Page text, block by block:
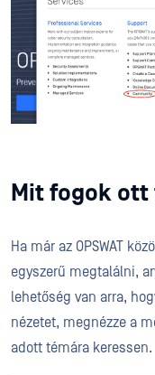
Mit fogok
Ha már az OPSWAT
egyszerű megtalálni,
lehetőség van arra,
nézetet, megnézze a
adott témára keressen.